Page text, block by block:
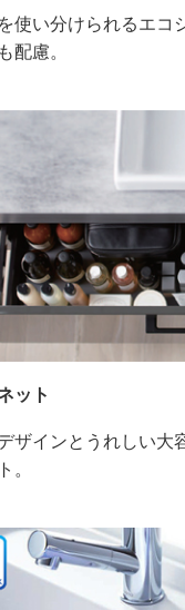
使い分けられるエコ
配慮。
ット
ザインとうれしい大
。